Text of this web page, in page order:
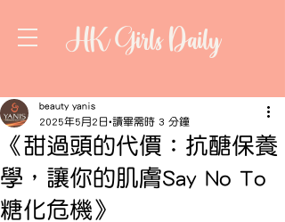
HK Girls Daily
《甜過頭的代價：抗醣保養
學，讓你的肌膚Say No To
糖化危機》
beauty yanis
2025年5月2日 讀畢需時 3 分鐘